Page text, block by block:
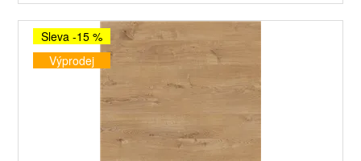
Sleva -15 %
Výprodej